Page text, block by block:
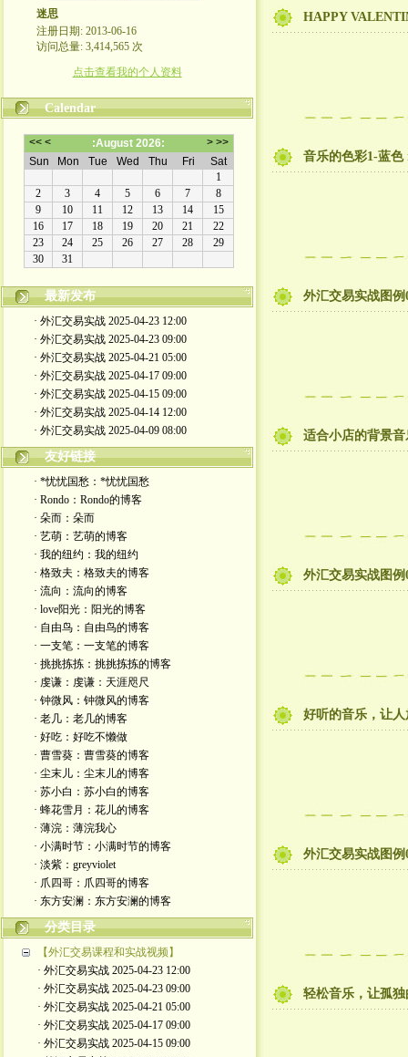
迷思
注册日期: 2013-06-16
访问总量: 3,414,565 次
点击查看我的个人资料
Calendar
最新发布
· 外汇交易实战 2025-04-23 12:00
· 外汇交易实战 2025-04-23 09:00
· 外汇交易实战 2025-04-21 05:00
· 外汇交易实战 2025-04-17 09:00
· 外汇交易实战 2025-04-15 09:00
· 外汇交易实战 2025-04-14 12:00
· 外汇交易实战 2025-04-09 08:00
友好链接
· *忧忧国愁：*忧忧国愁
· Rondo：Rondo的博客
· 朵而：朵而
· 艺萌：艺萌的博客
· 我的纽约：我的纽约
· 格致夫：格致夫的博客
· 流向：流向的博客
· love阳光：阳光的博客
· 自由鸟：自由鸟的博客
· 一支笔：一支笔的博客
· 挑挑拣拣：挑挑拣拣的博客
· 虔谦：虔谦：天涯咫尺
· 钟微风：钟微风的博客
· 老几：老几的博客
· 好吃：好吃不懒做
· 曹雪葵：曹雪葵的博客
· 尘末儿：尘末儿的博客
· 苏小白：苏小白的博客
· 蜂花雪月：花儿的博客
· 薄浣：薄浣我心
· 小满时节：小满时节的博客
· 淡紫：greyviolet
· 爪四哥：爪四哥的博客
· 东方安澜：东方安澜的博客
分类目录
【外汇交易课程和实战视频】
· 外汇交易实战 2025-04-23 12:00
· 外汇交易实战 2025-04-23 09:00
· 外汇交易实战 2025-04-21 05:00
· 外汇交易实战 2025-04-17 09:00
· 外汇交易实战 2025-04-15 09:00
HAPPY
音乐的色彩1-蓝色
外汇交易实战图例
适合小店的背景
外汇交易实战图例
好听的音乐，让
外汇交易实战图例
轻松音乐，让孤